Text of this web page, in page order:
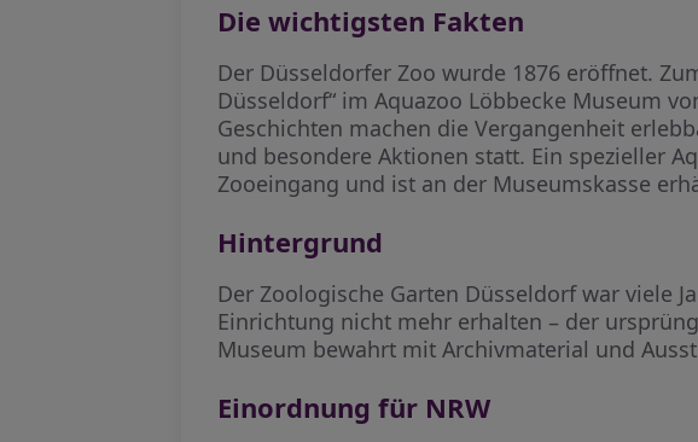
Die wichtigsten Fakten
Der Düsseldorfer Zoo wurde 1876 eröffnet.
Düsseldorf“ im Aquazoo Löbbecke Museum
Geschichten machen die Vergangenheit
und besondere Aktionen statt. Ein spezieller
Zooeingang und ist an der Museumskasse
Hintergrund
Der Zoologische Garten Düsseldorf war viele
Einrichtung nicht mehr erhalten – der
Museum bewahrt mit Archivmaterial und
Einordnung für NRW